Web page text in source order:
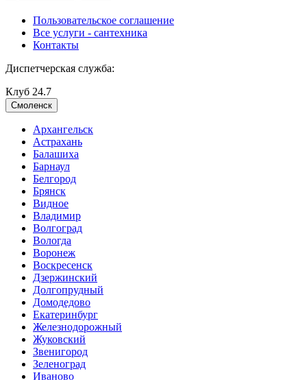
Пользовательское соглашение
Все услуги - cантехника
Контакты
Диспетчерская служба:
Клуб 24.7
Смоленск
Архангельск
Астрахань
Балашиха
Барнаул
Белгород
Брянск
Видное
Владимир
Волгоград
Вологда
Воронеж
Воскресенск
Дзержинский
Долгопрудный
Домодедово
Екатеринбург
Железнодорожный
Жуковский
Звенигород
Зеленоград
Иваново